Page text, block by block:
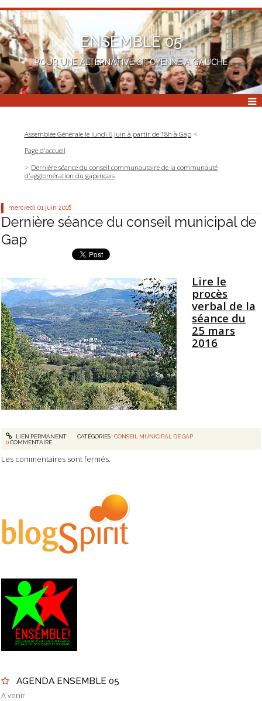
ENSEMBLE 05
POUR UNE ALTERNATIVE CITOYENNE A GAUCHE
Assemblée Générale le lundi 6 Juin à partir de 18h à Gap
Page d'accueil
Dernière séance du conseil communautaire de la communauté
d'agglomération du gapençais
mercredi 01 juin 2016
Dernière séance du conseil municipal de
Gap
Lire le
procès
verbal de la
séance du
25 mars
2016
LIEN PERMANENT CATÉGORIES :CONSEIL MUNICIPAL DE GAP
0COMMENTAIRE
Les commentaires sont fermés.
AGENDA ENSEMBLE 05
A venir